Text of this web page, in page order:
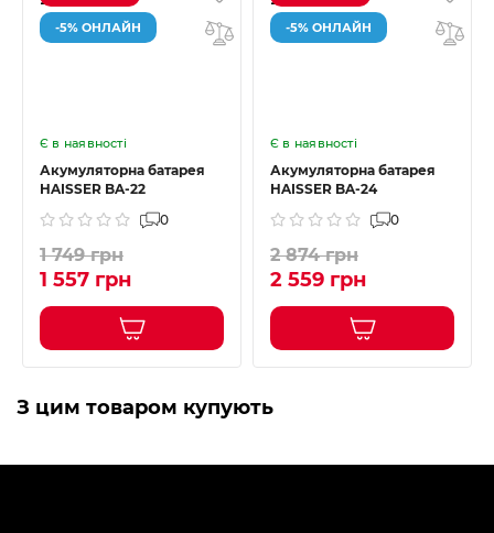
-5% ОНЛАЙН
Є в наявності
Акумуляторна батарея
HAISSER BA-22
0
1 749 грн
1 557 грн
-5% ОНЛАЙН
Є в наявності
Акумуляторна батарея
HAISSER BA-24
0
2 874 грн
2 559 грн
З цим товаром купують